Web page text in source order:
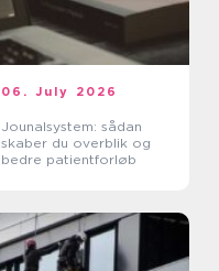
06. July 2026
Jounalsystem: sådan
skaber du overblik og
bedre patientforløb